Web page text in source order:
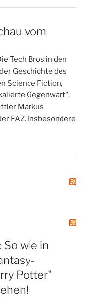
vom
Tech Bros in den
Geschichte des
Science Fiction,
Gegenwart",
Markus
FAZ. Insbesondere
So wie in
Potter"